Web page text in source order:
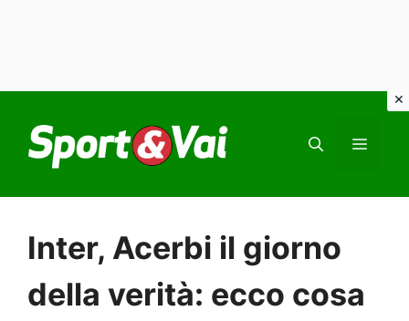
contenuto
Inter, Acerbi il giorno
della verità: ecco cosa